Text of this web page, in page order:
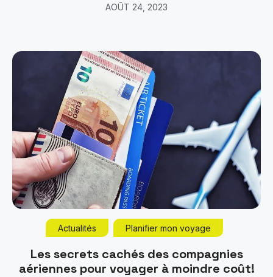
AOÛT 24, 2023
Actualités Planifier mon voyage
Les secrets cachés des compagnies
aériennes pour voyager à moindre coût!